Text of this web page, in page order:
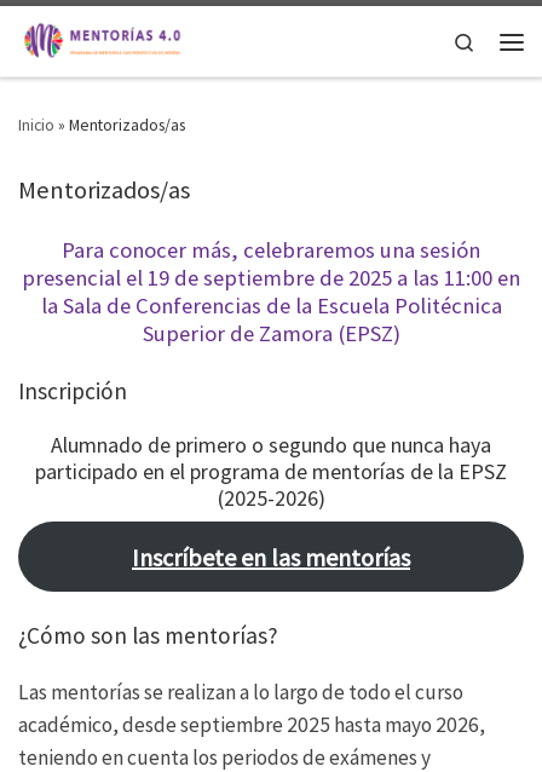
Saltar al contenido
Search
Inicio » Mentorizados/as
Mentorizados/as
Para conocer más, celebraremos una sesión
presencial el 19 de septiembre de 2025 a las 11:00 en
la Sala de Conferencias de la Escuela Politécnica
Superior de Zamora (EPSZ)
Inscripción
Alumnado de primero o segundo que nunca haya
participado en el programa de mentorías de la EPSZ
(2025-2026)
Inscríbete en las mentorías
¿Cómo son las mentorías?
Las mentorías se realizan a lo largo de todo el curso
académico, desde septiembre 2025 hasta mayo 2026,
teniendo en cuenta los periodos de exámenes y